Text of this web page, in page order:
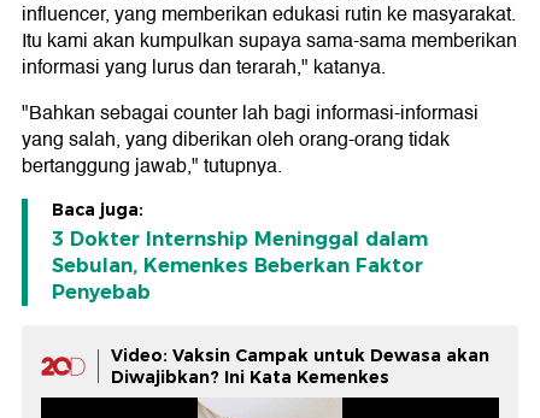
influencer, yang memberikan edukasi rutin ke masyarakat.
Itu kami akan kumpulkan supaya sama-sama memberikan
informasi yang lurus dan terarah," katanya.
"Bahkan sebagai counter lah bagi informasi-informasi
yang salah, yang diberikan oleh orang-orang tidak
bertanggung jawab," tutupnya.
Baca juga:
3 Dokter Internship Meninggal dalam
Sebulan, Kemenkes Beberkan Faktor
Penyebab
Video: Vaksin Campak untuk Dewasa akan
Diwajibkan? Ini Kata Kemenkes